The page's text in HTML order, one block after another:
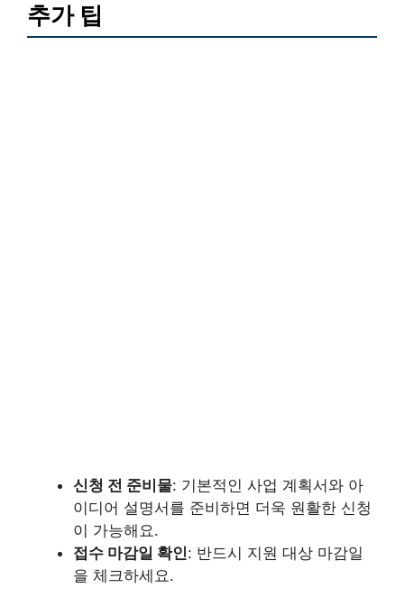
추가 팁
신청 전 준비물: 기본적인 사업 계획서와 아
이디어 설명서를 준비하면 더욱 원활한 신청
이 가능해요.
접수 마감일 확인: 반드시 지원 대상 마감일
을 체크하세요.